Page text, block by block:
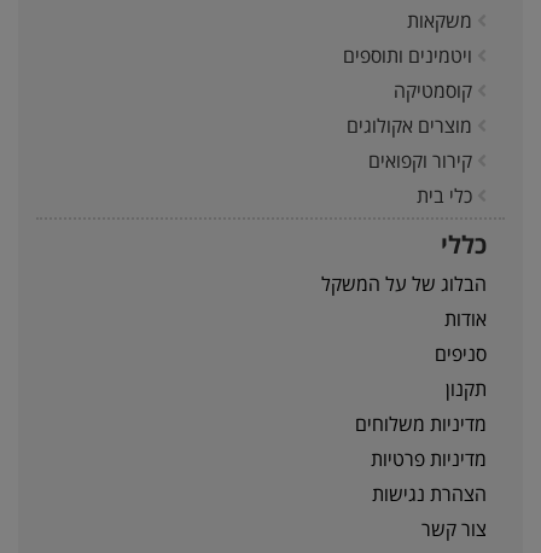
משקאות
ויטמינים ותוספים
קוסמטיקה
מוצרים אקולוגים
קירור וקפואים
כלי בית
כללי
הבלוג של על המשקל
אודות
סניפים
תקנון
מדיניות משלוחים
מדיניות פרטיות
הצהרת נגישות
צור קשר